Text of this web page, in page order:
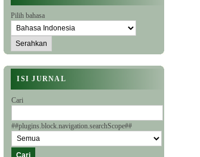
Pilih bahasa
ISI JURNAL
Cari
##plugins.block.navigation.searchScope##